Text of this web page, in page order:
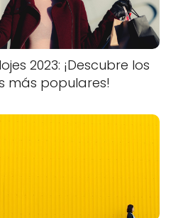
2023: ¡Descubre los
más populares!